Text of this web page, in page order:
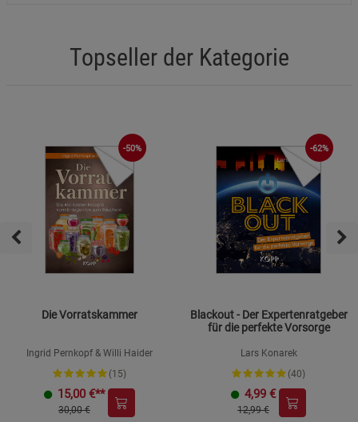
Topseller der Kategorie
-50%
Die Vorratskammer
Ingrid Pernkopf & Willi Haider
(15)
15,00 €**
30,00 €
-62%
Blackout - Der Expertenratgeber
für die perfekte Vorsorge
Lars Konarek
(40)
4,99 €
12,99 €